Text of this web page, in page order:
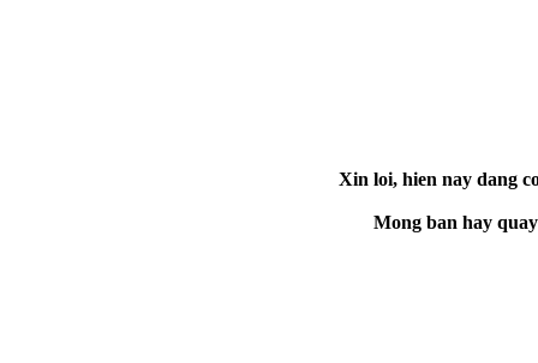
Xin loi, hien nay dang
Mong ban hay